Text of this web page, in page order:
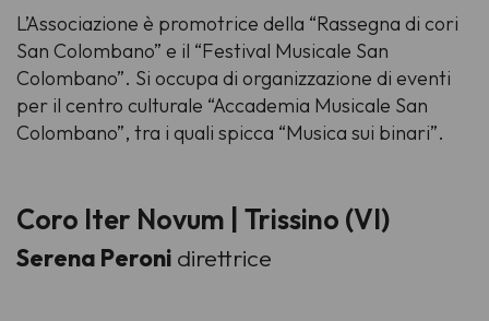
L’Associazione è promotrice della “Rassegna di cori
San Colombano” e il “Festival Musicale San
Colombano”. Si occupa di organizzazione di eventi
per il centro culturale “Accademia Musicale San
Colombano”, tra i quali spicca “Musica sui binari”.
Coro Iter Novum | Trissino (VI)
Serena Peroni direttrice